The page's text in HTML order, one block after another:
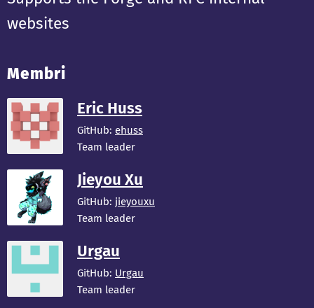
websites
Membri
Eric Huss
GitHub: ehuss
Team leader
Jieyou Xu
GitHub: jieyouxu
Team leader
Urgau
GitHub: Urgau
Team leader